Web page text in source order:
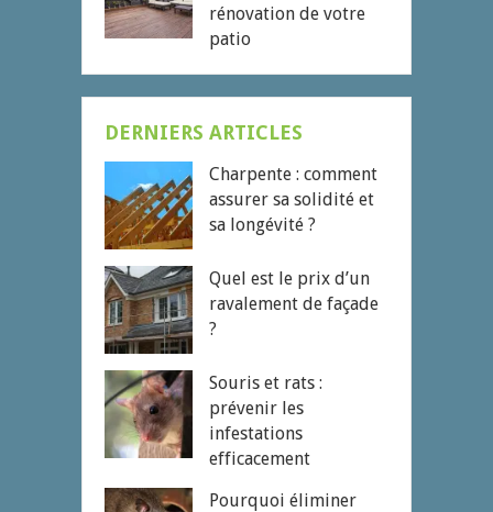
rénovation de votre
patio
DERNIERS ARTICLES
Charpente : comment
assurer sa solidité et
sa longévité ?
Quel est le prix d’un
ravalement de façade
?
Souris et rats :
prévenir les
infestations
efficacement
Pourquoi éliminer